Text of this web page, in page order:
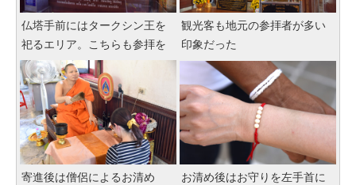
仏塔手前にはタークシン王を
祀るエリア。こちらも参拝を
観光客も地元の参拝者が多い
印象だった
寄進後は僧侶によるお清め
お清め後はお守りを左手首に